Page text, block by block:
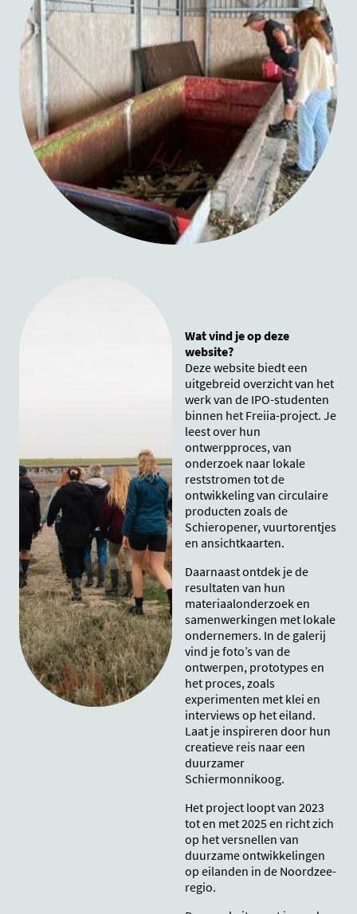
Wat vind je op deze
website?
Deze website biedt een
uitgebreid overzicht van het
werk van de IPO-studenten
binnen het Freiia-project. Je
leest over hun
ontwerpproces, van
onderzoek naar lokale
reststromen tot de
ontwikkeling van circulaire
producten zoals de
Schieropener, vuurtorentjes
en ansichtkaarten.
Daarnaast ontdek je de
resultaten van hun
materiaalonderzoek en
samenwerkingen met lokale
ondernemers. In de galerij
vind je foto’s van de
ontwerpen, prototypes en
het proces, zoals
experimenten met klei en
interviews op het eiland.
Laat je inspireren door hun
creatieve reis naar een
duurzamer
Schiermonnikoog.
Het project loopt van 2023
tot en met 2025 en richt zich
op het versnellen van
duurzame ontwikkelingen
op eilanden in de Noordzee-
regio.